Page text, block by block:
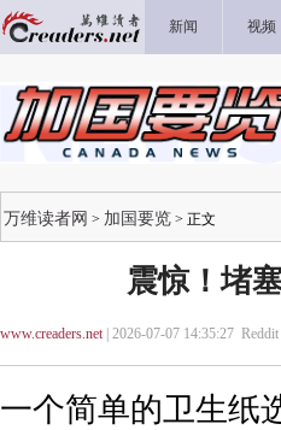
新闻 视频
万维读者网 > 加国要览 > 正文
震惊！堵
www.creaders.net| 2026-07-07 14:35:27 Reddit |
一个简单的卫生纸